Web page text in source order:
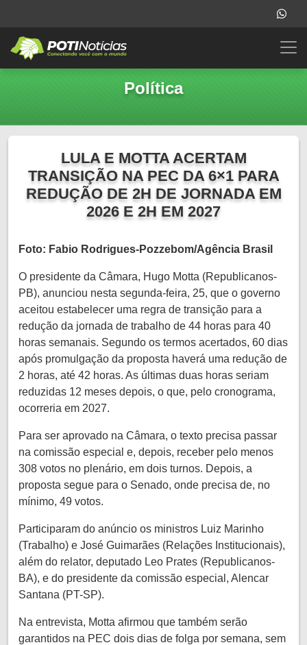
Política
LULA E MOTTA ACERTAM
TRANSIÇÃO NA PEC DA 6×1 PARA
REDUÇÃO DE 2H DE JORNADA EM
2026 E 2H EM 2027
Foto: Fabio Rodrigues-Pozzebom/Agência Brasil
O presidente da Câmara, Hugo Motta (Republicanos-
PB), anunciou nesta segunda-feira, 25, que o governo
aceitou estabelecer uma regra de transição para a
redução da jornada de trabalho de 44 horas para 40
horas semanais. Segundo os termos acertados, 60 dias
após promulgação da proposta haverá uma redução de
2 horas, até 42 horas. As últimas duas horas seriam
reduzidas 12 meses depois, o que, pelo cronograma,
ocorreria em 2027.
Para ser aprovado na Câmara, o texto precisa passar
na comissão especial e, depois, receber pelo menos
308 votos no plenário, em dois turnos. Depois, a
proposta segue para o Senado, onde precisa de, no
mínimo, 49 votos.
Participaram do anúncio os ministros Luiz Marinho
(Trabalho) e José Guimarães (Relações Institucionais),
além do relator, deputado Leo Prates (Republicanos-
BA), e do presidente da comissão especial, Alencar
Santana (PT-SP).
Na entrevista, Motta afirmou que também serão
garantidos na PEC dois dias de folga por semana, sem